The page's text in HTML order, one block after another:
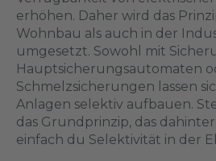
erhöhen. Daher wird das
Wohnbau als auch in der
umgesetzt. Sowohl mit
Hauptsicherungsautomaten
Schmelzsicherungen lassen
Anlagen selektiv aufbauen.
das Grundprinzip, das
einfach du Selektivität in der